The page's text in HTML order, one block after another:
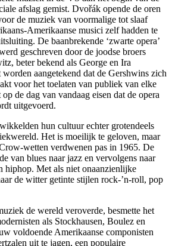
afslag gemist. Dvořák opende de oren
de muziek van voormalige tot slaaf
Amerikaanse musici zelf hadden te
De baanbrekende ‘zwarte opera’
geschreven door de joodse broers
beter bekend als George en Ira
aangetekend dat de Gershwins zich
voor het toelaten van publiek van elke
de dag van vandaag eisen dat de opera
uitgevoerd.
hun cultuur echter grotendeels
Het is moeilijk te geloven, maar
wetten verdwenen pas in 1965. De
van blues naar jazz en vervolgens naar
hiphop. Met als niet onaanzienlijke
de witter getinte stijlen rock-’n-roll, pop
de wereld veroverde, besmette het
als Stockhausen, Boulez en
voldoende Amerikaanse componisten
uit te jagen, een populaire